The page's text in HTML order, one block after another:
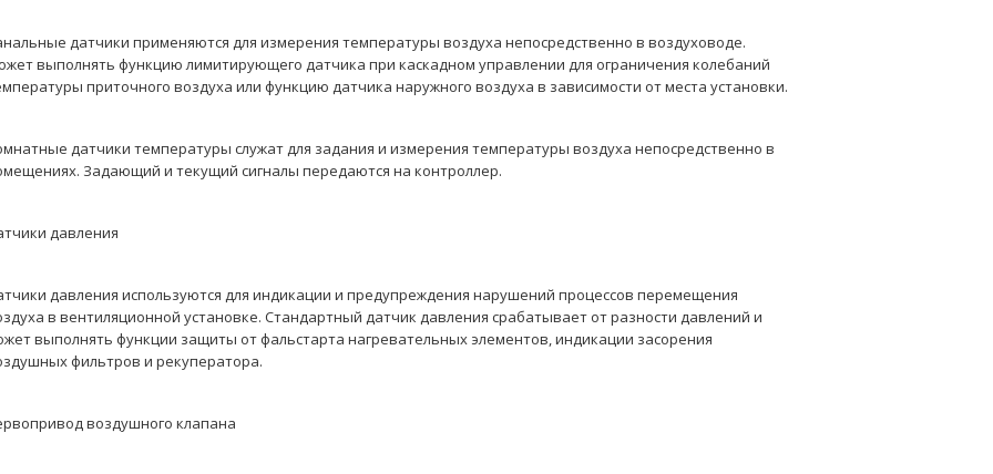
датчики применяются для измерения температуры воздуха непосредственно в воздуховоде.
выполнять функцию лимитирующего датчика при каскадном управлении для ограничения колебаний
приточного воздуха или функцию датчика наружного воздуха в зависимости от места установки.
датчики температуры служат для задания и измерения температуры воздуха непосредственно в
Задающий и текущий сигналы передаются на контроллер.
давления
давления используются для индикации и предупреждения нарушений процессов перемещения
в вентиляционной установке. Стандартный датчик давления срабатывает от разности давлений и
выполнять функции защиты от фальстарта нагревательных элементов, индикации засорения
фильтров и рекуператора.
воздушного клапана